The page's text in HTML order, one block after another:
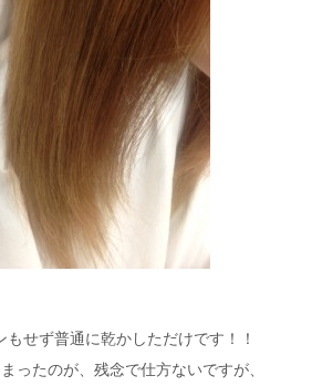
もせず普通に乾かしただけです！！
ったのが、残念で仕方ないですが、